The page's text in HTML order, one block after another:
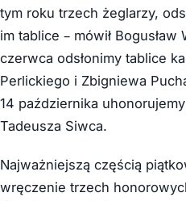
tym roku trzech żeglarzy,
im tablice – mówił Bogusław
czerwca odsłonimy tablice
Perlickiego i Zbigniewa
14 października
Tadeusza Siwca.
Najważniejszą częścią
wręczenie trzech